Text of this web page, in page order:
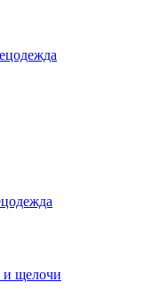
и щелочи